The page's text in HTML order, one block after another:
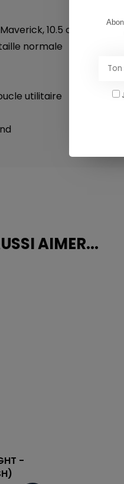
10.5 oz)
normale
utilitaire
AIMER...
-